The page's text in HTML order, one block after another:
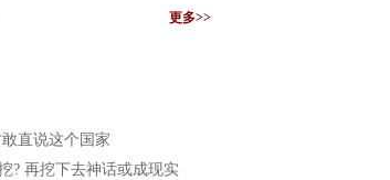
更多>>
直说这个国家
? 再挖下去神话或成现实